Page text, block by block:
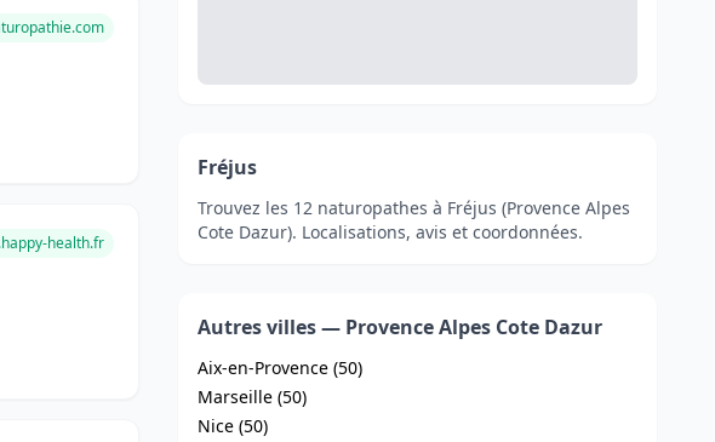
health.fr
Fréjus
Trouvez les 12 naturopathes à Fréjus (Provence Alpes
Cote Dazur). Localisations, avis et coordonnées.
Autres villes — Provence Alpes Cote Dazur
Aix-en-Provence (50)
Marseille (50)
Nice (50)